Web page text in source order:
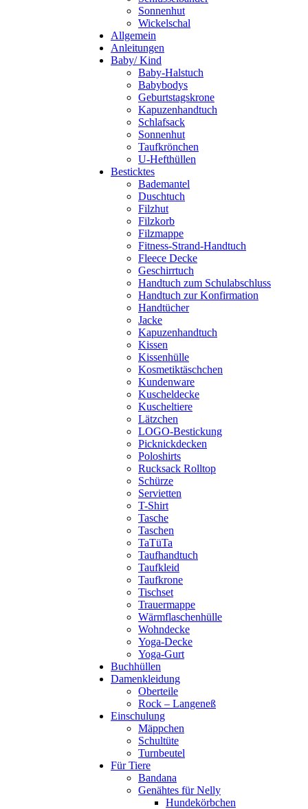
Sonnenhut
Wickelschal
Allgemein
Anleitungen
Baby/ Kind
Baby-Halstuch
Babybodys
Geburtstagskrone
Kapuzenhandtuch
Schlafsack
Sonnenhut
Taufkrönchen
U-Hefthüllen
Besticktes
Bademantel
Duschtuch
Filzhut
Filzkorb
Filzmappe
Fitness-Strand-Handtuch
Fleece Decke
Geschirrtuch
Handtuch zum Schulabschluss
Handtuch zur Konfirmation
Handtücher
Jacke
Kapuzenhandtuch
Kissen
Kissenhülle
Kosmetiktäschchen
Kundenware
Kuscheldecke
Kuscheltiere
Lätzchen
LOGO-Bestickung
Picknickdecken
Poloshirts
Rucksack Rolltop
Schürze
Servietten
T-Shirt
Tasche
Taschen
TaTüTa
Taufhandtuch
Taufkleid
Taufkrone
Tischset
Trauermappe
Wärmflaschenhülle
Wohndecke
Yoga-Decke
Yoga-Gurt
Buchhüllen
Damenkleidung
Oberteile
Rock – Langeneß
Einschulung
Mäppchen
Schultüte
Turnbeutel
Für Tiere
Bandana
Genähtes für Nelly
Hundekörbchen